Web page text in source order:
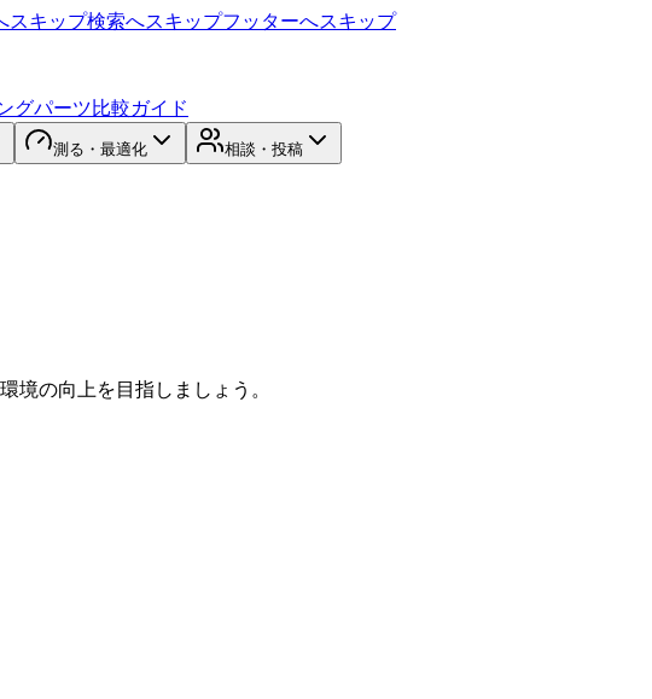
スキップ検索へスキップフッターへスキップ
グパーツ比較ガイド
測る・最適化 相談・投稿
境の向上を目指しましょう。